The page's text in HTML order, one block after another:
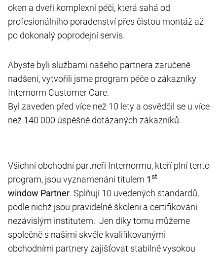
oken a dveří komplexní péči, která sahá od
profesionálního poradenství přes čistou montáž až
po dokonalý poprodejní servis.
Abyste byli službami našeho partnera zaručeně
nadšení, vytvořili jsme program péče o zákazníky
Internorm Customer Care.
Byl zaveden před více než 10 lety a osvědčil se u více
než 140 000 úspěšně dotázaných zákazníků.
Všichni obchodní partneři Internormu, kteří plní tento
program, jsou vyznamenáni titulem 1st
window Partner. Splňují 10 uvedených standardů,
podle nichž jsou pravidelně školeni a certifikováni
nezávislým institutem. Jen díky tomu můžeme
společně s našimi skvěle kvalifikovanými
obchodními partnery zajišťovat stabilně vysokou